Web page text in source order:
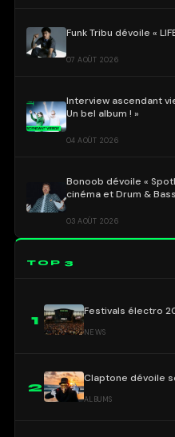
Funk Tribu dévoile «
07 AOÛT 2026
Interview ascendant
Un bel album ! »
04 AOÛT 2026
Bonoob dévoile «
cinéma et Drum &
03 AOÛT 2026
TOP 3
1
Festivals électro
NEWS
2
Claptone dévoile
ALBUMS